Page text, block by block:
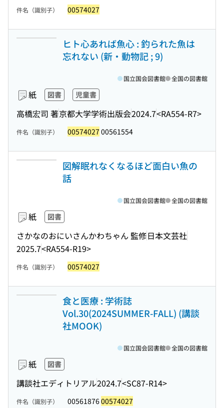
件名（識別子） 00574027
ヒト心あれば魚心 : 釣られた魚は
忘れない (新・動物記 ; 9)
紙 図書 児童書
高橋宏司 著京都大学学術出版会2024.7<RA554-R7>
国立国会図書館 全国の図書館
件名（識別子） 00574027 00561554
図解眠れなくなるほど面白い魚の
話
紙 図書
さかなのおにいさんかわちゃん 監修日本文芸社
2025.7<RA554-R19>
国立国会図書館 全国の図書館
件名（識別子） 00574027
食と医療 : 学術誌
Vol.30(2024SUMMER-FALL) (講談
社MOOK)
紙 図書
講談社エディトリアル2024.7<SC87-R14>
国立国会図書館 全国の図書館
件名（識別子） 0056187600574027